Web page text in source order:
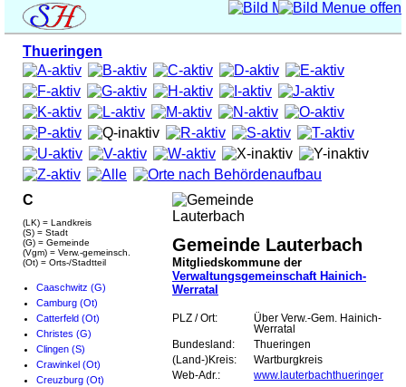
Thueringen
C
(LK) = Landkreis
(S) = Stadt
(G) = Gemeinde
(Vgm) = Verw.-gemeinsch.
(Ot) = Orts-/Stadtteil
Caaschwitz (G)
Camburg (Ot)
Catterfeld (Ot)
Christes (G)
Clingen (S)
Crawinkel (Ot)
Creuzburg (Ot)
Gemeinde Lauterbach
Mitgliedskommune der
Verwaltungsgemeinschaft Hainich-
Werratal
PLZ / Ort:
Über Verw.-Gem. Hainich-
Werratal
Bundesland:
Thueringen
(Land-)Kreis:
Wartburgkreis
Web-Adr.:
www.lauterbachthueringen.de